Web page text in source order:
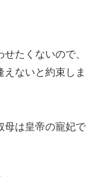
たくないので、
ないと約束しま
母は皇帝の寵妃で